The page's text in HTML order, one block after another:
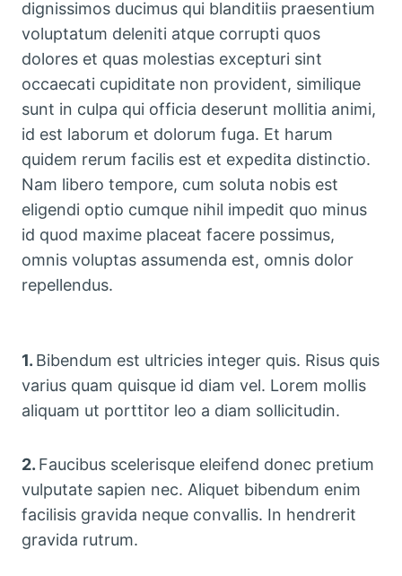
dignissimos ducimus qui blanditiis praesentium
voluptatum deleniti atque corrupti quos
dolores et quas molestias excepturi sint
occaecati cupiditate non provident, similique
sunt in culpa qui officia deserunt mollitia animi,
id est laborum et dolorum fuga. Et harum
quidem rerum facilis est et expedita distinctio.
Nam libero tempore, cum soluta nobis est
eligendi optio cumque nihil impedit quo minus
id quod maxime placeat facere possimus,
omnis voluptas assumenda est, omnis dolor
repellendus.
1. Bibendum est ultricies integer quis. Risus quis
varius quam quisque id diam vel. Lorem mollis
aliquam ut porttitor leo a diam sollicitudin.
2. Faucibus scelerisque eleifend donec pretium
vulputate sapien nec. Aliquet bibendum enim
facilisis gravida neque convallis. In hendrerit
gravida rutrum.